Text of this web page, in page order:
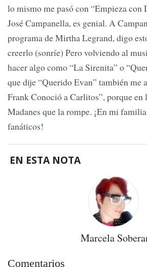
lo mismo me pasó con “Empieza con
José Campanella, es genial. A
programa de Mirtha Legrand, digo
creerlo (sonríe) Pero volviendo al
hacer algo como “La Sirenita” o
que dije “Querido Evan” también me
Frank Conoció a Carlitos”, porque en
Madanes que la rompe. ¡En mi
fanáticos!
EN ESTA NOTA
Marcela
Comentarios